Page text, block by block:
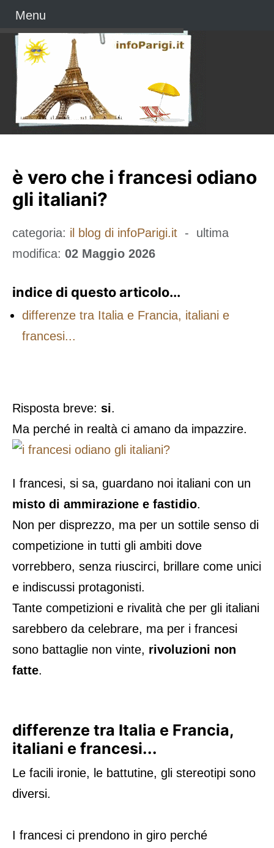
è vero che i francesi odiano
gli italiani?
categoria: il blog di infoParigi.it - ultima
modifica: 02 Maggio 2026
indice di questo articolo...
differenze tra Italia e Francia, italiani e
francesi...
Risposta breve: si.
Ma perché in realtà ci amano da impazzire.
I francesi, si sa, guardano noi italiani con un
misto di ammirazione e fastidio.
Non per disprezzo, ma per un sottile senso di
competizione in tutti gli ambiti dove
vorrebbero, senza riuscirci, brillare come unici
e indiscussi protagonisti.
Tante competizioni e rivalità che per gli italiani
sarebbero da celebrare, ma per i francesi
sono battaglie non vinte, rivoluzioni non
fatte.
differenze tra Italia e Francia,
italiani e francesi...
Le facili ironie, le battutine, gli stereotipi sono
diversi.
I francesi ci prendono in giro perché
Menu